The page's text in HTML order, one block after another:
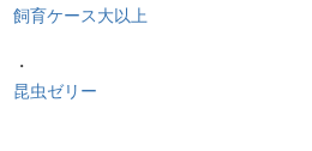
飼育ケース大以上
・
昆虫ゼリー